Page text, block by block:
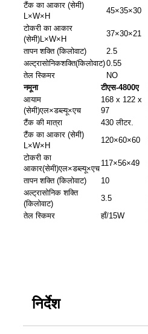
टैंक का आकार (सेमी)
L×W×H
45×35×30
टोकरी का आकार
(सेमी)L×W×H
37×30×21
तापन शक्ति (किलोवाट)
2.5
अल्ट्रासोनिकशक्ति(किलोवाट)0.55
तेल स्किमर
NO
नमूना
टीएस-4800ए
आयाम
(सेमी)एल×डब्ल्यू×एच
168 x 122 x
97
टैंक की मात्रा
430 लीटर.
टैंक का आकार (सेमी)
L×W×H
120×60×60
टोकरी का
आकार(सेमी)एल×डब्ल्यू×एच
117×56×49
तापन शक्ति (किलोवाट)
10
अल्ट्रासोनिक शक्ति
(किलोवाट)
3.5
तेल स्किमर
हाँ/15W
निर्देश